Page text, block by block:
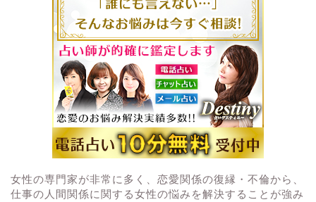
女性の専門家が非常に多く、恋愛関係の復縁・不倫から、
仕事の人間関係に関する女性の悩みを解決することが強み